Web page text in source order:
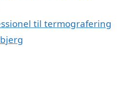
til termografering